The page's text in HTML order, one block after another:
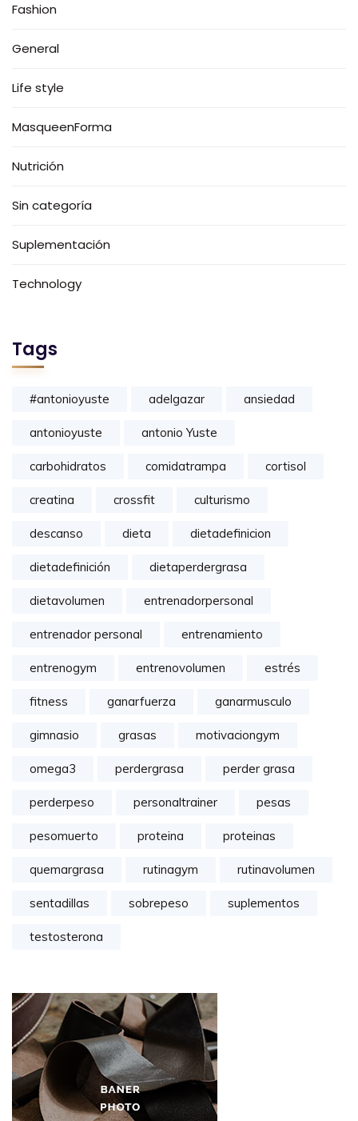
Fashion
General
Life style
MasqueenForma
Nutrición
Sin categoría
Suplementación
Technology
Tags
#antonioyuste adelgazar ansiedad
antonioyuste antonio Yuste
carbohidratos comidatrampa cortisol
creatina crossfit culturismo
descanso dieta dietadefinicion
dietadefinición dietaperdergrasa
dietavolumen entrenadorpersonal
entrenador personal entrenamiento
entrenogym entrenovolumen estrés
fitness ganarfuerza ganarmusculo
gimnasio grasas motivaciongym
omega3 perdergrasa perder grasa
perderpeso personaltrainer pesas
pesomuerto proteina proteinas
quemargrasa rutinagym rutinavolumen
sentadillas sobrepeso suplementos
testosterona